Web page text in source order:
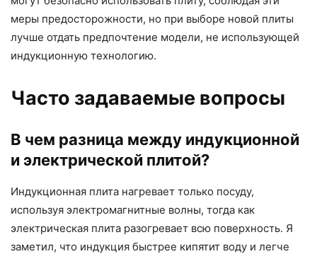
меры предосторожности, но при выборе новой плиты
лучше отдать предпочтение модели, не использующей
индукционную технологию.
Часто задаваемые вопросы
В чем разница между индукционной
и электрической плитой?
Индукционная плита нагревает только посуду,
используя электромагнитные волны, тогда как
электрическая плита разогревает всю поверхность. Я
заметил, что индукция быстрее кипятит воду и легче